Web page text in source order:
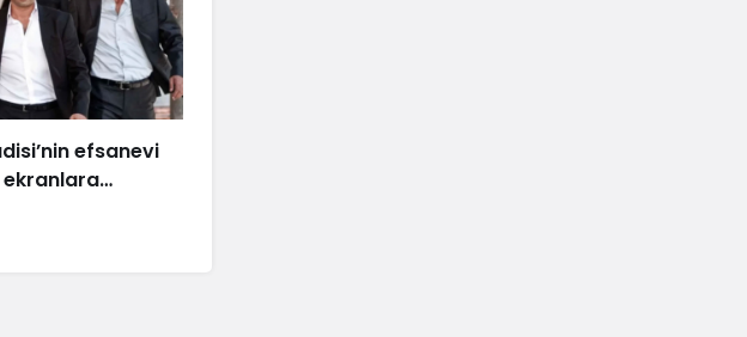
efsanevi
yeni dizisi